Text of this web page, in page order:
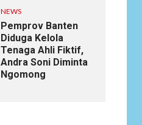
NEWS
Pemprov Banten
Diduga Kelola
Tenaga Ahli Fiktif,
Andra Soni Diminta
Ngomong